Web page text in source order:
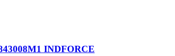
INDFORCE